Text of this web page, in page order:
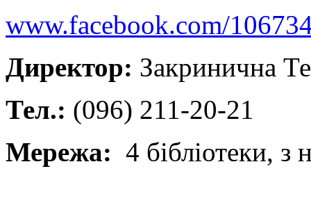
www.facebook.com/
Директор: Закринична
Тел.: (096) 211-20-21
Мережа: 4 бібліотеки, з